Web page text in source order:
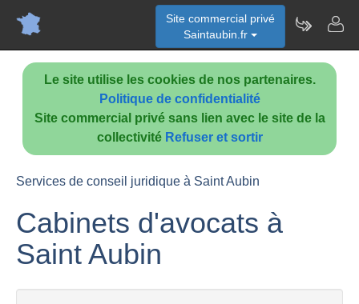
Le site utilise les cookies de nos partenaires.
Politique de confidentialité
Site commercial privé sans lien avec le site de la
collectivité Refuser et sortir
Site commercial privé
Saintaubin.fr
Services de conseil juridique à Saint Aubin
Cabinets d'avocats à
Saint Aubin